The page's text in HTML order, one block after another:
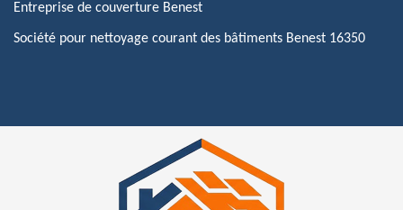
Entreprise de couverture Benest
Société pour nettoyage courant des bâtiments Benest 16350